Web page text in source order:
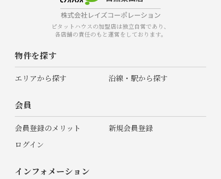
ピタットハウスの加盟店は独立自営であり、
各店舗の責任のもと運営をしております。
物件を探す
エリアから探す 沿線・駅から探す
会員
会員登録のメリット
新規会員登録
ログイン
インフォメーション